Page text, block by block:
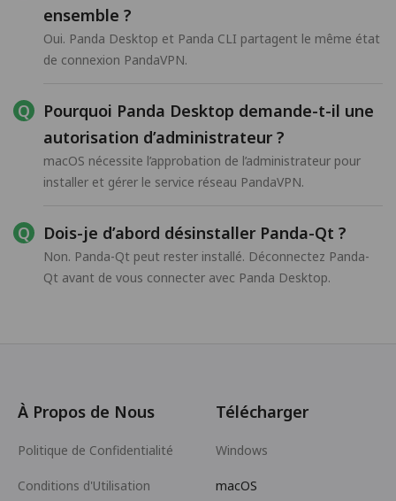
ensemble ?
Oui. Panda Desktop et Panda CLI partagent le même état
de connexion PandaVPN.
Pourquoi Panda Desktop demande-t-il une
autorisation d’administrateur ?
macOS nécessite l’approbation de l’administrateur pour
installer et gérer le service réseau PandaVPN.
Dois-je d’abord désinstaller Panda-Qt ?
Non. Panda-Qt peut rester installé. Déconnectez Panda-
Qt avant de vous connecter avec Panda Desktop.
À Propos de Nous
Politique de Confidentialité
Conditions d'Utilisation
Télécharger
Windows
macOS